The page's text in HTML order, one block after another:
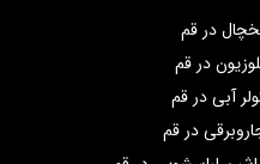
در قم
در قم
آبی در قم
در قم